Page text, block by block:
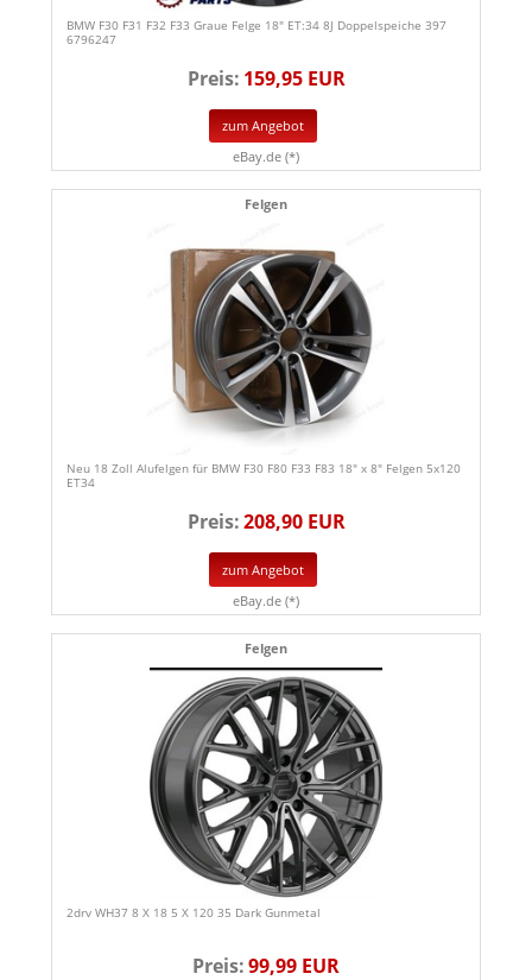
BMW F30 F31 F32 F33 Graue Felge 18" ET:34 8J Doppelspeiche 397
6796247
Preis: 159,95 EUR
zum Angebot
eBay.de (*)
Felgen
Neu 18 Zoll Alufelgen für BMW F30 F80 F33 F83 18" x 8" Felgen 5x120
ET34
Preis:208,90 EUR
zum Angebot
eBay.de (*)
Felgen
2drv WH37 8 X 18 5 X 120 35 Dark Gunmetal
Preis:99,99 EUR